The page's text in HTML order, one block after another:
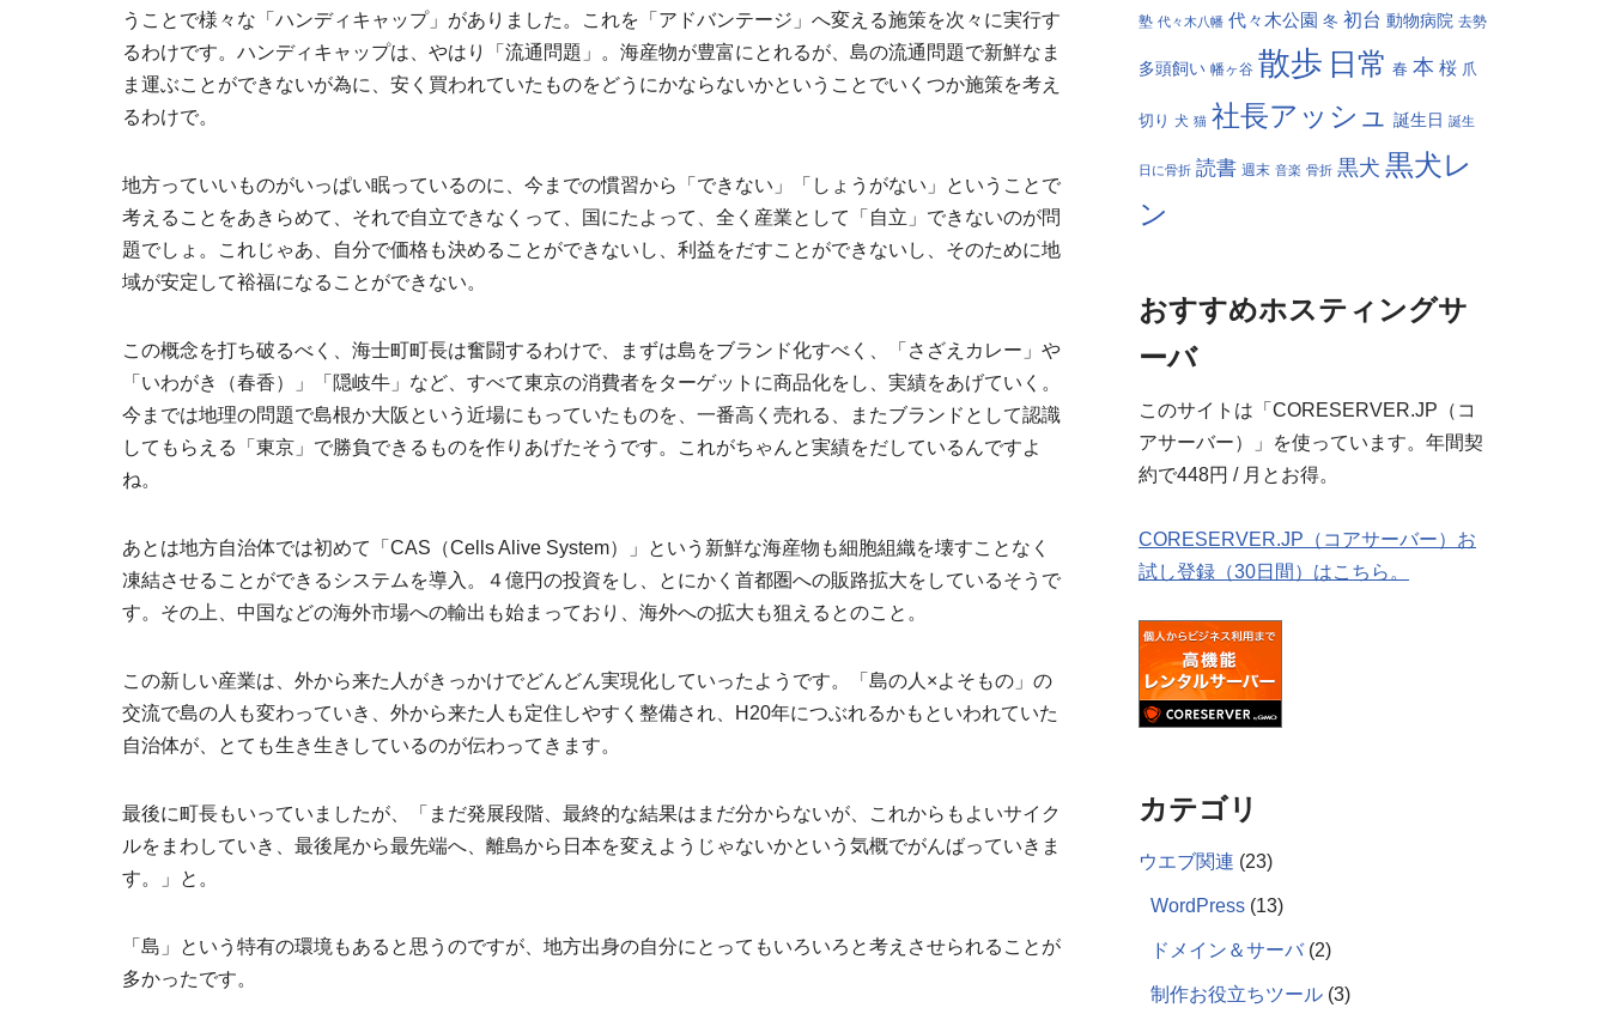
うことで様々な「ハンディキャップ」がありました。これを「アドバンテージ」へ変える施策を次々に実行す
るわけです。ハンディキャップは、やはり「流通問題」。海産物が豊富にとれるが、島の流通問題で新鮮なま
ま運ぶことができないが為に、安く買われていたものをどうにかならないかということでいくつか施策を考え
るわけで。
地方っていいものがいっぱい眠っているのに、今までの慣習から「できない」「しょうがない」ということで
考えることをあきらめて、それで自立できなくって、国にたよって、全く産業として「自立」できないのが問
題でしょ。これじゃあ、自分で価格も決めることができないし、利益をだすことができないし、そのために地
域が安定して裕福になることができない。
この概念を打ち破るべく、海士町町長は奮闘するわけで、まずは島をブランド化すべく、「さざえカレー」や
「いわがき（春香）」「隠岐牛」など、すべて東京の消費者をターゲットに商品化をし、実績をあげていく。
今までは地理の問題で島根か大阪という近場にもっていたものを、一番高く売れる、またブランドとして認識
してもらえる「東京」で勝負できるものを作りあげたそうです。これがちゃんと実績をだしているんですよ
ね。
あとは地方自治体では初めて「CAS（Cells Alive System）」という新鮮な海産物も細胞組織を壊すことなく
凍結させることができるシステムを導入。４億円の投資をし、とにかく首都圏への販路拡大をしているそうで
す。その上、中国などの海外市場への輸出も始まっており、海外への拡大も狙えるとのこと。
この新しい産業は、外から来た人がきっかけでどんどん実現化していったようです。「島の人×よそもの」の
交流で島の人も変わっていき、外から来た人も定住しやすく整備され、H20年につぶれるかもといわれていた
自治体が、とても生き生きしているのが伝わってきます。
最後に町長もいっていましたが、「まだ発展段階、最終的な結果はまだ分からないが、これからもよいサイク
ルをまわしていき、最後尾から最先端へ、離島から日本を変えようじゃないかという気概でがんばっていきま
す。」と。
「島」という特有の環境もあると思うのですが、地方出身の自分にとってもいろいろと考えさせられることが
多かったです。
塾 代々木八幡 代々木公園 冬 初台 動物病院 去勢
多頭飼い 幡ヶ谷 散歩 日常 春 本 桜 爪
切り 犬 猫 社長アッシュ 誕生日 誕生
日に骨折 読書 週末 音楽 骨折 黒犬 黒犬レ
ン
おすすめホスティングサ
ーバ
このサイトは「CORESERVER.JP（コ
アサーバー）」を使っています。年間契
約で448円 / 月とお得。
CORESERVER.JP（コアサーバー）お
試し登録（30日間）はこちら。
カテゴリ
ウエブ関連 (23)
WordPress (13)
ドメイン＆サーバ(2)
制作お役立ちツール (3)